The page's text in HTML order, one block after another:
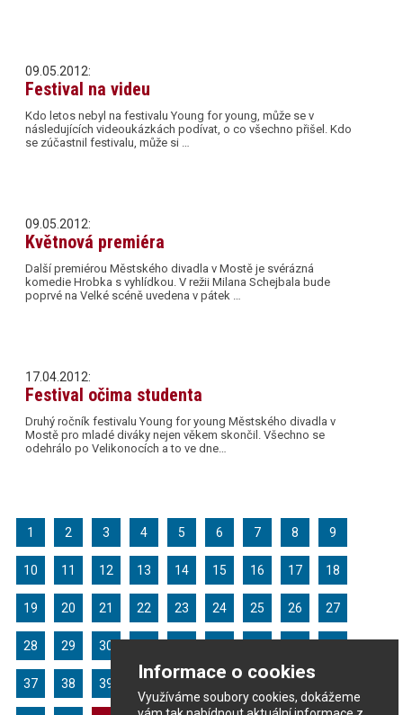
Informace o cookies
Využíváme soubory cookies, dokážeme
09.05.2012:
Festival na videu
Kdo letos nebyl na festivalu Young for young, může se v
následujících videoukázkách podívat, o co všechno přišel. Kdo
se zúčastnil festivalu, může si …
09.05.2012:
Květnová premiéra
Další premiérou Městského divadla v Mostě je svérázná
komedie Hrobka s vyhlídkou. V režii Milana Schejbala bude
poprvé na Velké scéně uvedena v pátek …
17.04.2012:
Festival očima studenta
Druhý ročník festivalu Young for young Městského divadla v
Mostě pro mladé diváky nejen věkem skončil. Všechno se
odehrálo po Velikonocích a to ve dne…
1 2 3 4 5 6 7 8 9
10 11 12 13 14 15 16 17 18
19 20 21 22 23 24 25 26 27
28 29 30
37 38 39